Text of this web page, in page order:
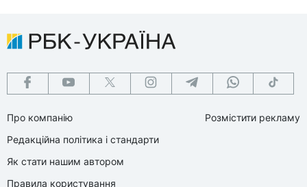
Про компанію
Редакційна політика і стандарти
Як стати нашим автором
Правила користування
Розмістити рекламу